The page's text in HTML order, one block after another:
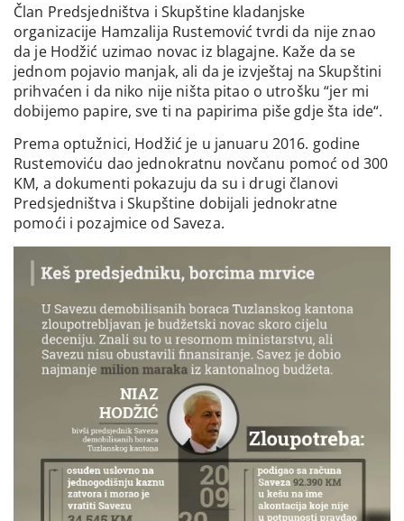
Član Predsjedništva i Skupštine kladanjske
organizacije Hamzalija Rustemović tvrdi da nije znao
da je Hodžić uzimao novac iz blagajne. Kaže da se
jednom pojavio manjak, ali da je izvještaj na Skupštini
prihvaćen i da niko nije ništa pitao o utrošku “jer mi
dobijemo papire, sve ti na papirima piše gdje šta ide“.
Prema optužnici, Hodžić je u januaru 2016. godine
Rustemoviću dao jednokratnu novčanu pomoć od 300
KM, a dokumenti pokazuju da su i drugi članovi
Predsjedništva i Skupštine dobijali jednokratne
pomoći i pozajmice od Saveza.